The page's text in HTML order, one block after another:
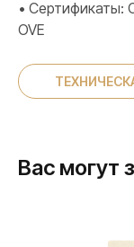
• Сертификаты:
OVE
Вас могут